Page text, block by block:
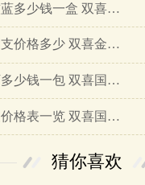
双喜红玫王软蓝多少钱一盒 双喜红玫王软蓝价格表和图片…
双喜金国喜细支价格多少 双喜金国喜细支口感及图片介绍！…
双喜国喜天下多少钱一包 双喜国喜天下口感及参数…
双喜国喜细支价格表一览 双喜国喜细支独家口感分析…
猜你喜欢